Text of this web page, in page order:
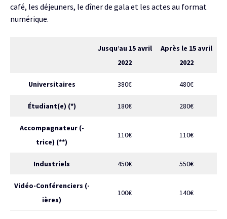
café, les déjeuners, le dîner de gala et les actes au format
numérique.
Jusqu’au 15 avril
2022
Après le 15 avril
2022
Universitaires 380€ 480€
Étudiant(e) (*) 180€ 280€
Accompagnateur (-
trice) (**)
110€ 110€
Industriels 450€ 550€
Vidéo-Conférenciers (-
ières)
100€ 140€